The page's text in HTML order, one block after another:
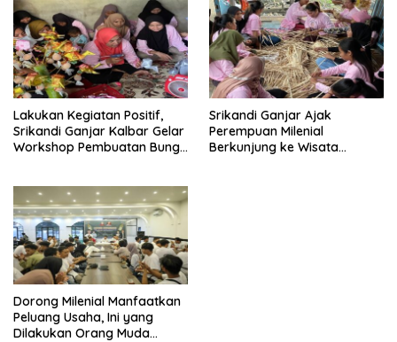
Lakukan Kegiatan Positif,
Srikandi Ganjar Kalbar Gelar
Workshop Pembuatan Bunga
Srikandi Ganjar Ajak
Perempuan Milenial
Berkunjung ke Wisata
Dorong Milenial Manfaatkan
Peluang Usaha, Ini yang
Dilakukan Orang Muda